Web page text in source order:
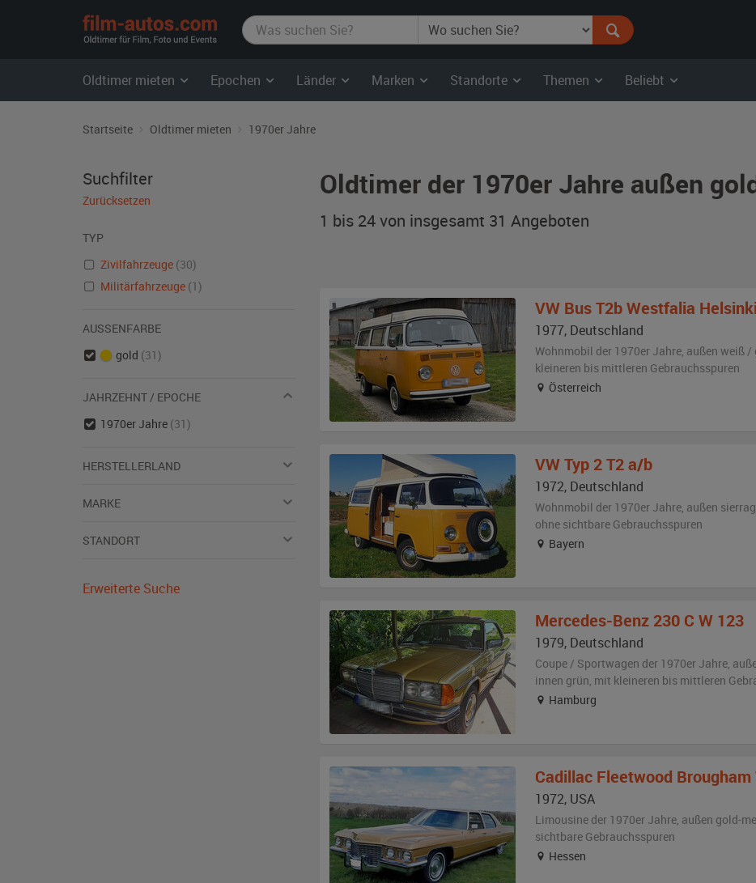
film-
autos.com
Oldtimer mieten Epochen Länder Marken Standorte Themen Beliebt
Startseite Oldtimer mieten 1970er Jahre
Oldtimer der 1970er Jahre außen
1 bis 24 von insgesamt 31 Angeboten
VW Bus T2b Westfalia Helsinki
1977, Deutschland
Wohnmobil der 1970er Jahre, außen weiß /
kleineren bis mittleren Gebrauchsspuren
Österreich
VW Typ 2 T2 a/b
1972, Deutschland
Wohnmobil der 1970er Jahre, außen
ohne sichtbare Gebrauchsspuren
Bayern
Mercedes-Benz 230 C W 123
1979, Deutschland
Coupe / Sportwagen der 1970er Jahre,
innen grün, mit kleineren bis mittleren
Hamburg
Cadillac Fleetwood Brougham
1972, USA
Limousine der 1970er Jahre, außen gold-
sichtbare Gebrauchsspuren
Hessen
Suchfilter
Zurücksetzen
TYP
Zivilfahrzeuge (30)
Militärfahrzeuge (1)
AUSSENFARBE
gold (31)
JAHRZEHNT / EPOCHE
1970er Jahre (31)
HERSTELLERLAND
MARKE
STANDORT
Erweiterte Suche